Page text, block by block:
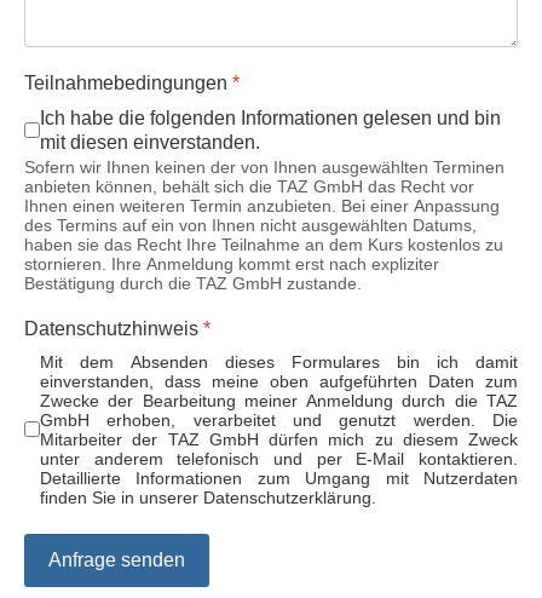
Teilnahmebedingungen *
Ich habe die folgenden Informationen gelesen und bin
mit diesen einverstanden.
Sofern wir Ihnen keinen der von Ihnen ausgewählten Terminen
anbieten können, behält sich die TAZ GmbH das Recht vor
Ihnen einen weiteren Termin anzubieten. Bei einer Anpassung
des Termins auf ein von Ihnen nicht ausgewählten Datums,
haben sie das Recht Ihre Teilnahme an dem Kurs kostenlos zu
stornieren. Ihre Anmeldung kommt erst nach expliziter
Bestätigung durch die TAZ GmbH zustande.
Datenschutzhinweis *
Mit dem Absenden dieses Formulares bin ich damit
einverstanden, dass meine oben aufgeführten Daten zum
Zwecke der Bearbeitung meiner Anmeldung durch die TAZ
GmbH erhoben, verarbeitet und genutzt werden. Die
Mitarbeiter der TAZ GmbH dürfen mich zu diesem Zweck
unter anderem telefonisch und per E-Mail kontaktieren.
Detaillierte Informationen zum Umgang mit Nutzerdaten
finden Sie in unserer Datenschutzerklärung.
Anfrage senden